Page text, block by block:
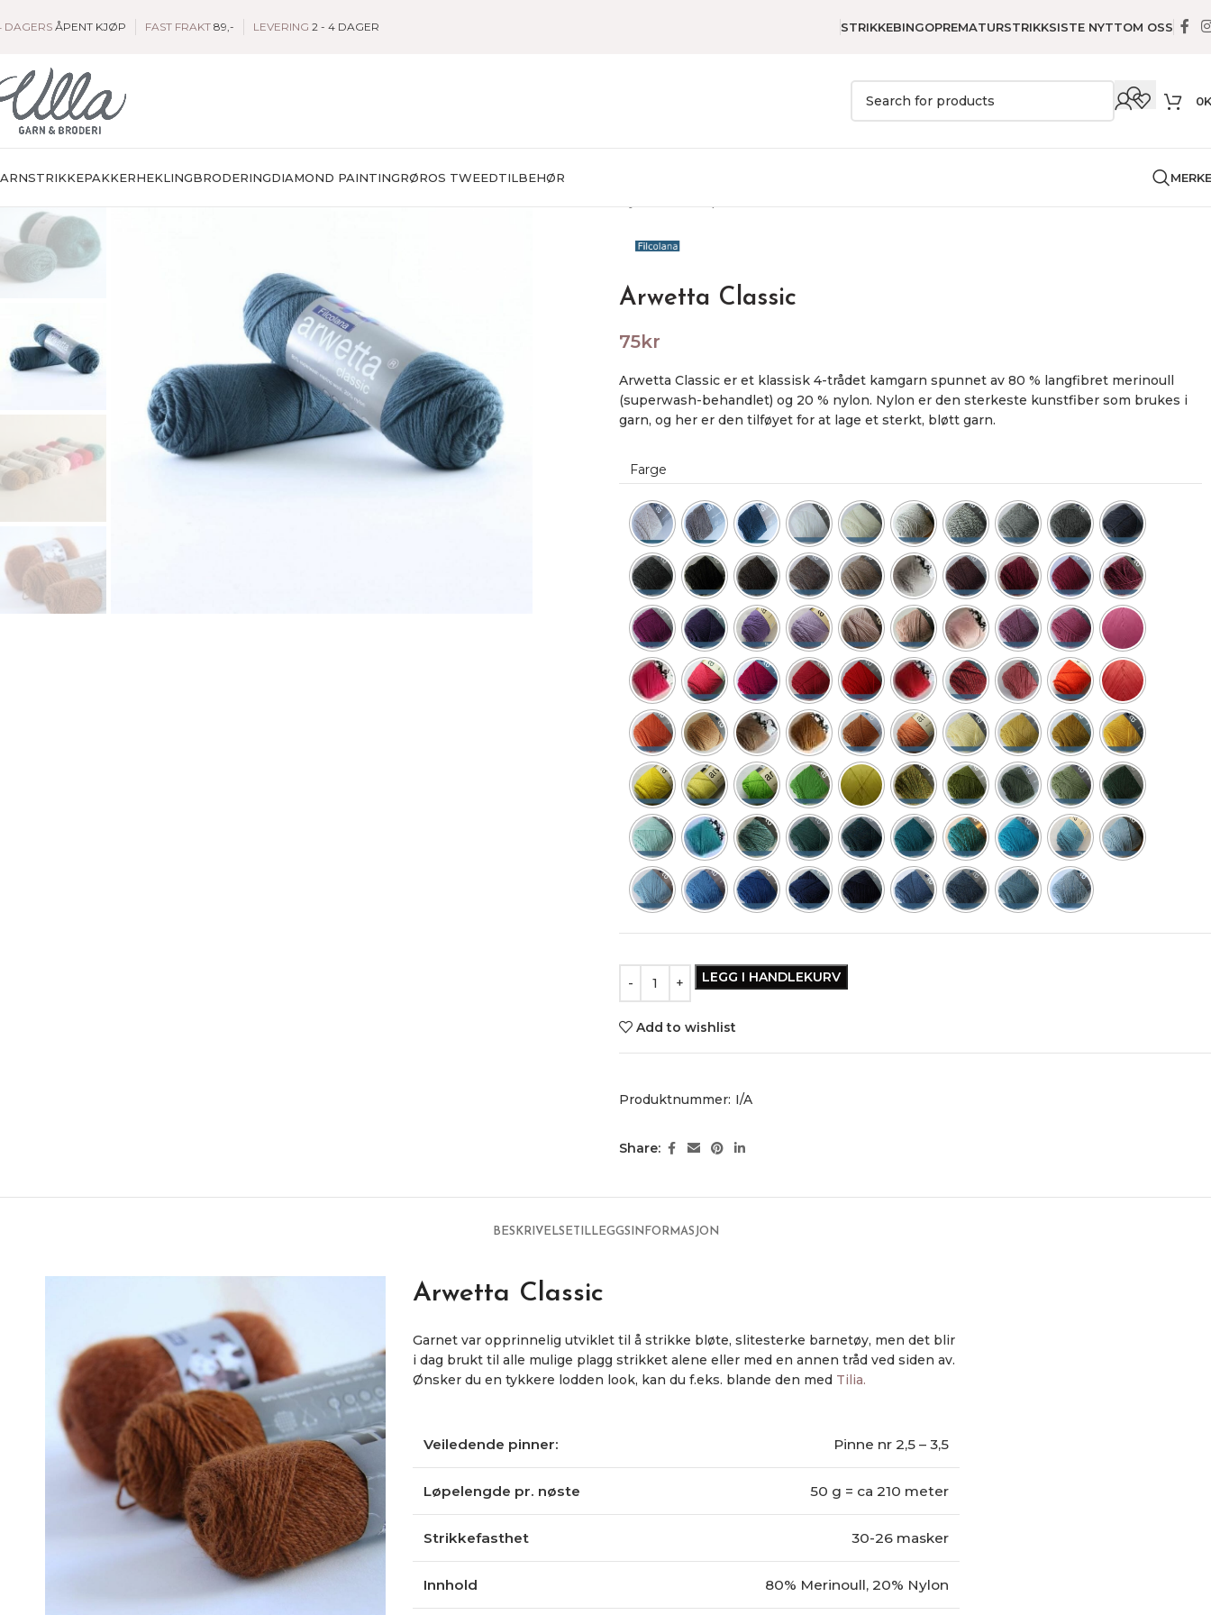
DAGERS ÅPENT KJØP FAST FRAKT 89,- LEVERING 2 - 4 DAGER STRIKKEBINGOPREMATURSTRIKKSISTE NYTTOM OSS
0
STRIKKEPAKKERHEKLINGBRODERINGDIAMOND PAINTINGRØROS TWEEDTILBEHØR
Arwetta Classic
75kr
Arwetta Classic er et klassisk 4-trådet kamgarn spunnet av 80 % langfibret merinoull
(superwash-behandlet) og 20 % nylon. Nylon er den sterkeste kunstfiber som brukes i
garn, og her er den tilføyet for at lage et sterkt, bløtt garn.
Farge
LEGG I HANDLEKURV
Add to wishlist
Produktnummer: I/A
Share:
BESKRIVELSETILLEGGSINFORMASJON
Arwetta Classic
Garnet var opprinnelig utviklet til å strikke bløte, slitesterke barnetøy, men det blir
i dag brukt til alle mulige plagg strikket alene eller med en annen tråd ved siden av.
Ønsker du en tykkere lodden look, kan du f.eks. blande den med Tilia.
Veiledende pinner: Pinne nr 2,5 – 3,5
Løpelengde pr. nøste 50 g = ca 210 meter
Strikkefasthet 30-26 masker
Innhold 80% Merinoull, 20% Nylon